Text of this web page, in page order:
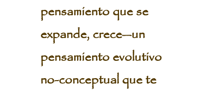
pensamiento que se
expande, crece—un
pensamiento evolutivo
no-conceptual que te